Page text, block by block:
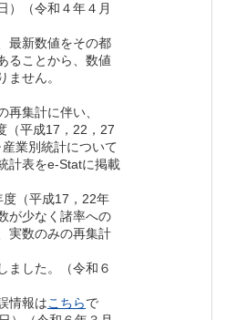
）（令和４年４月
最新数値をその都
ることから、数値
ません。
集計に伴い、
（平成17，22，27
業別統計について
計表をe-Statに掲載
（平成17，22年
が少なく諸率への
実数のみの再集計
ました。（令和６
情報はこちらで